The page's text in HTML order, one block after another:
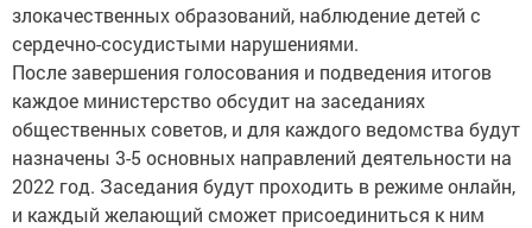
злокачественных образований, наблюдение детей с
сердечно-сосудистыми нарушениями.
После завершения голосования и подведения итогов
каждое министерство обсудит на заседаниях
общественных советов, и для каждого ведомства будут
назначены 3-5 основных направлений деятельности на
2022 год. Заседания будут проходить в режиме онлайн,
и каждый желающий сможет присоединиться к ним